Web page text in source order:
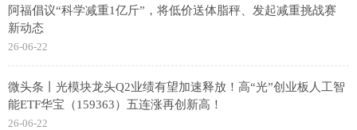
阿福倡议“科学减重1亿斤”，将低价送体脂秤、发起减重挑战赛
新动态
26-06-22
微头条丨光模块龙头Q2业绩有望加速释放！高“光”创业板人工智
能ETF华宝（159363）五连涨再创新高！
26-06-22